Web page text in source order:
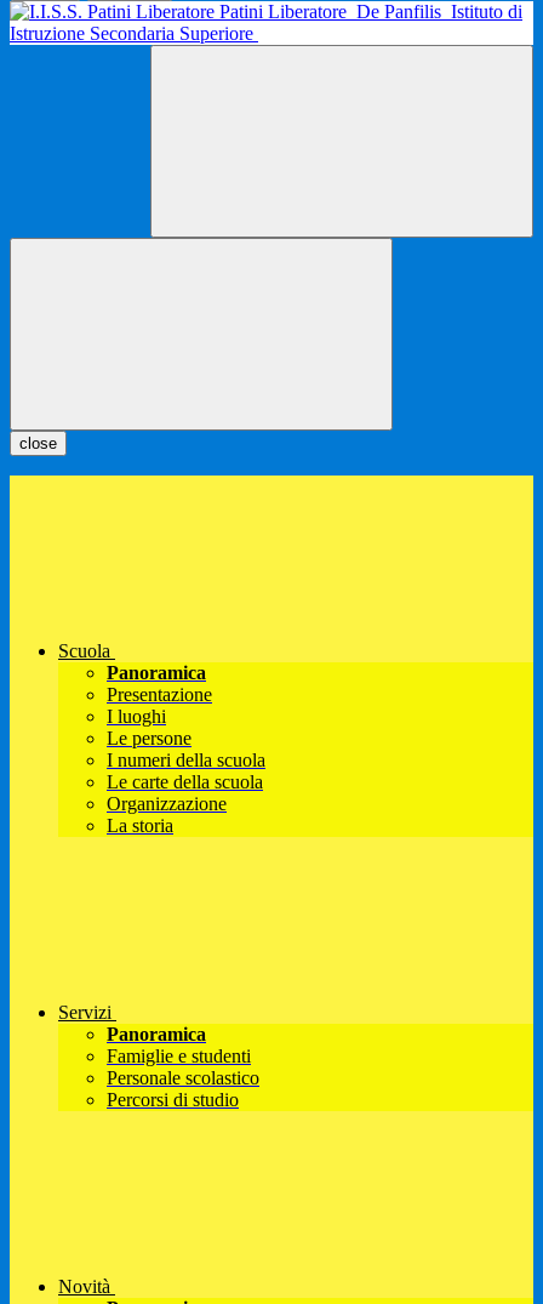
Patini Liberatore De Panfilis Istituto di
Istruzione Secondaria Superiore
close
Scuola
Panoramica
Presentazione
I luoghi
Le persone
I numeri della scuola
Le carte della scuola
Organizzazione
La storia
Servizi
Panoramica
Famiglie e studenti
Personale scolastico
Percorsi di studio
Novità